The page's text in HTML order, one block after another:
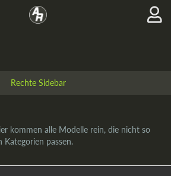
kommen alle Modelle rein, die nicht so
Kategorien passen.